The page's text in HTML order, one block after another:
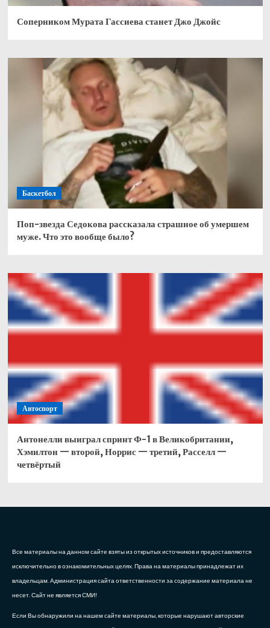
Соперником Мурата Гассиева станет Джо Джойс
Баскетбол
Поп-звезда Седокова рассказала страшное об умершем
муже. Что это вообще было?
Автоспорт
Антонелли выиграл спринт Ф-1 в Великобритании,
Хэмилтон — второй, Норрис — третий, Расселл —
четвёртый
Все материалы на данном сайте взяты из открытых источников и предоставляются
исключительно в ознакомительных целях. Права на материалы принадлежат их
владельцам. Администрация сайта ответственности за содержание материала не
несет. Сайт не является СМИ!
Если Вы обнаружили на нашем сайте материалы, которые нарушают авторские